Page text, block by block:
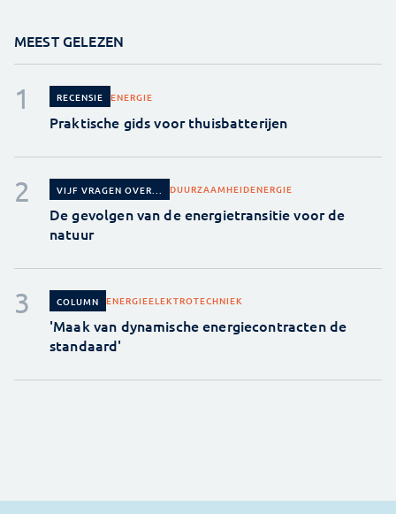
MEEST GELEZEN
RECENSIE ENERGIE
Praktische gids voor thuisbatterijen
VIJF VRAGEN OVER... DUURZAAMHEIDENERGIE
De gevolgen van de energietransitie voor de
natuur
COLUMN ENERGIEELEKTROTECHNIEK
'Maak van dynamische energiecontracten de
standaard'